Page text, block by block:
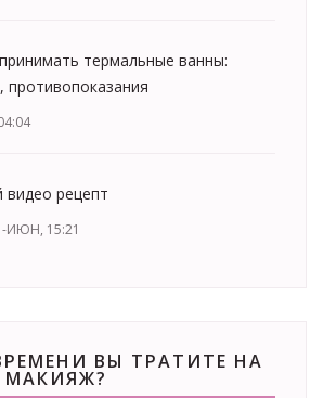
термальные ванны:
противопоказания
рецепт
ИЮН, 15:21
ВЫ ТРАТИТЕ НА